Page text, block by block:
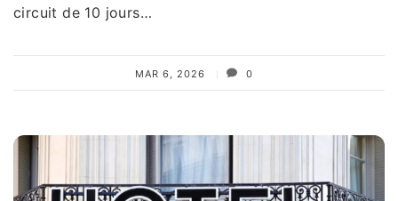
circuit de 10 jours…
MAR 6, 2026 0